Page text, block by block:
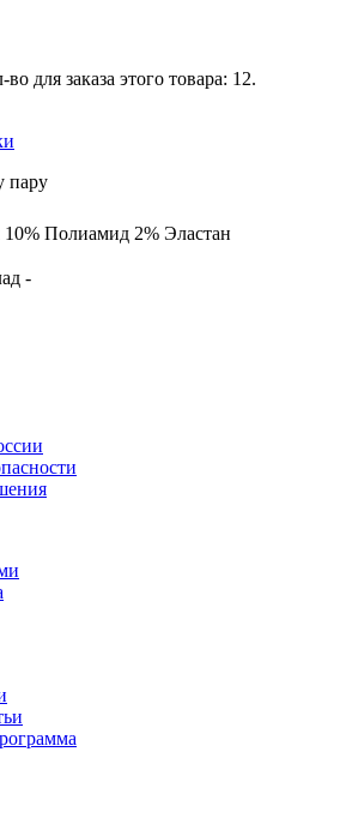
для заказа этого товара: 12.
пару
Полиамид 2% Эластан
-